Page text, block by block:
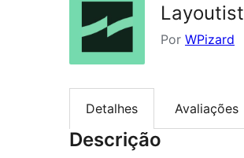
Layoutist
Por WPizard
Detalhes Avaliações
Descrição